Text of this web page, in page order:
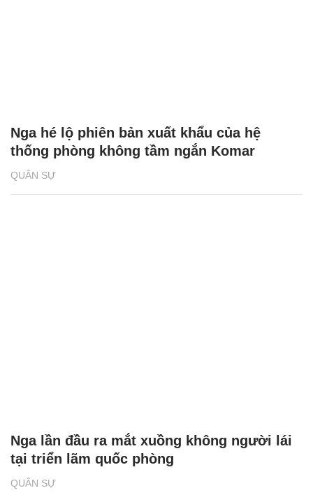
QUÂN SỰ
Nga hé lộ phiên bản xuất khẩu của hệ
thống phòng không tầm ngắn Komar
QUÂN SỰ
Nga lần đầu ra mắt xuồng không người lái
tại triển lãm quốc phòng